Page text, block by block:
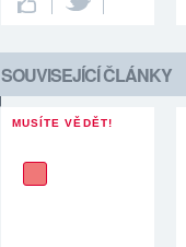
SOUVISEJÍCÍ ČLÁNKY
MUSÍTE VĚDĚT!